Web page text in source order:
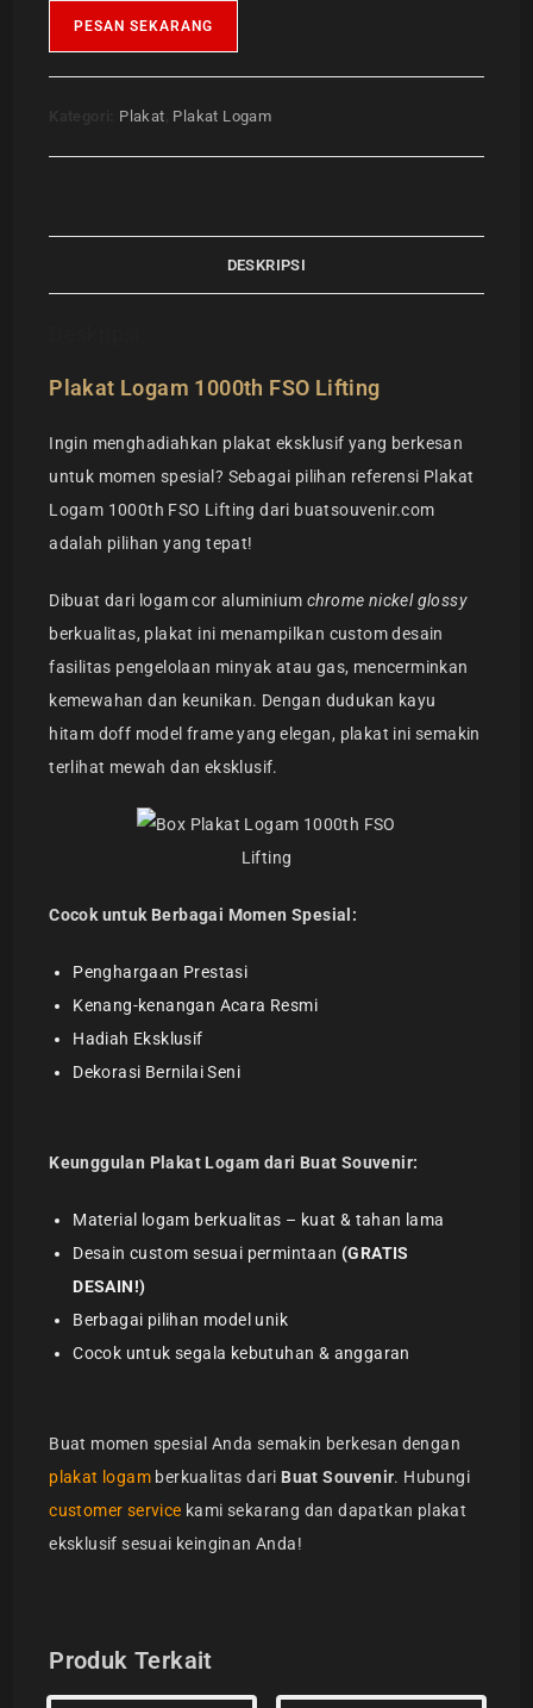
PESAN SEKARANG
Plakat Plakat Logam
DESKRIPSI
Plakat Logam 1000th FSO Lifting
Ingin menghadiahkan plakat eksklusif yang berkesan
untuk momen spesial? Sebagai pilihan referensi Plakat
Logam 1000th FSO Lifting dari buatsouvenir.com
adalah pilihan yang tepat!
Dibuat dari logam cor aluminiumchrome nickel glossy
berkualitas, plakat ini menampilkan custom desain
fasilitas pengelolaan minyak atau gas, mencerminkan
kemewahan dan keunikan. Dengan dudukan kayu
hitam doff model frame yang elegan, plakat ini semakin
terlihat mewah dan eksklusif.
Cocok untuk Berbagai Momen Spesial:
Penghargaan Prestasi
Kenang-kenangan Acara Resmi
Hadiah Eksklusif
Dekorasi Bernilai Seni
Keunggulan Plakat Logam dari Buat Souvenir:
Material logam berkualitas – kuat & tahan lama
Desain custom sesuai permintaan(GRATIS
DESAIN!)
Berbagai pilihan model unik
Cocok untuk segala kebutuhan & anggaran
Buat momen spesial Anda semakin berkesan dengan
plakat logam berkualitas dari Buat Souvenir. Hubungi
customer service kami sekarang dan dapatkan plakat
eksklusif sesuai keinginan Anda!
Produk Terkait